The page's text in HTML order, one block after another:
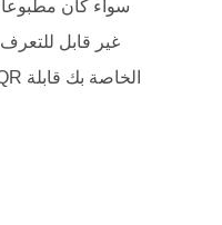
سواء كان مطبوعاً